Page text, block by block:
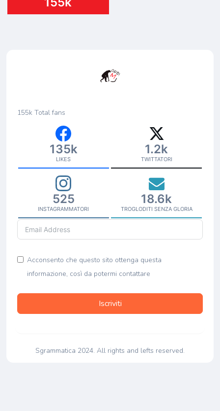
155k Total fans
135k
LIKES
1.2k
TWITTATORI
525
INSTAGRAMMATORI
18.6k
TROGLODITI SENZA GLORIA
Acconsento che questo sito ottenga questa
informazione, così da potermi contattare
Iscriviti
Sgrammatica 2024. All rights and lefts reserved.